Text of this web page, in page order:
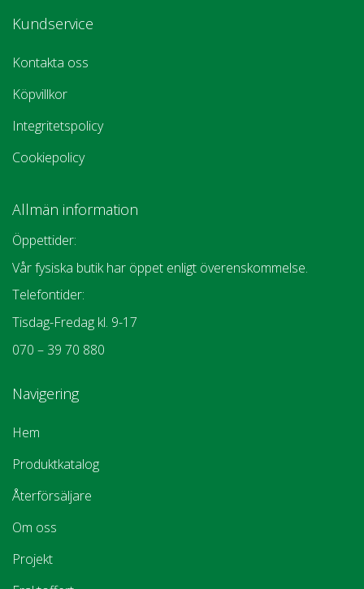
Kundservice
Kontakta oss
Köpvillkor
Integritetspolicy
Cookiepolicy
Allmän information
Öppettider:
Vår fysiska butik har öppet enligt överenskommelse.
Telefontider:
Tisdag-Fredag kl. 9-17
070 – 39 70 880
Navigering
Hem
Produktkatalog
Återförsäljare
Om oss
Projekt